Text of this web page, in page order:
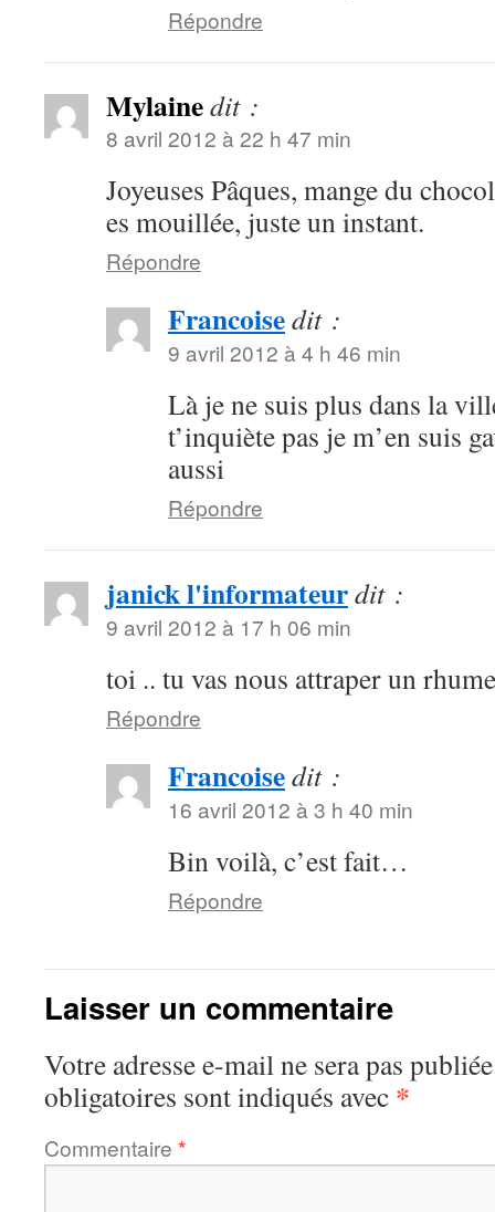
Répondre
Mylainedit :
8 avril 2012 à 22 h 47 min
Joyeuses Pâques, mange du
es mouillée, juste un instant.
Répondre
Francoisedit :
9 avril 2012 à 4 h 46 min
Là je ne suis plus dans la
t’inquiète pas je m’en suis
aussi
Répondre
janick l'informateurdit :
9 avril 2012 à 17 h 06 min
toi .. tu vas nous attraper un
Répondre
Francoisedit :
16 avril 2012 à 3 h 40 min
Bin voilà, c’est fait…
Répondre
Laisser un commentaire
Votre adresse e-mail ne sera pas
obligatoires sont indiqués avec *
Commentaire *